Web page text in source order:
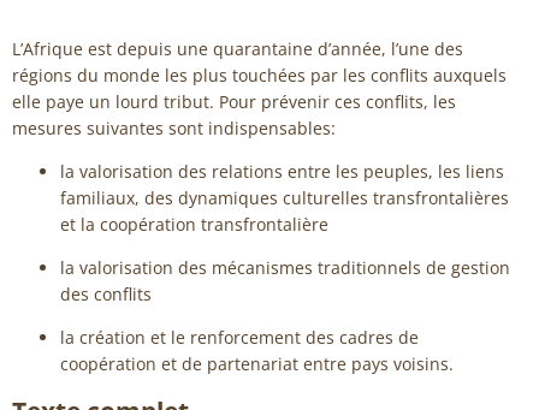
L’Afrique est depuis une quarantaine d’année, l’une des
régions du monde les plus touchées par les conflits auxquels
elle paye un lourd tribut. Pour prévenir ces conflits, les
mesures suivantes sont indispensables:
la valorisation des relations entre les peuples, les liens
familiaux, des dynamiques culturelles transfrontalières
et la coopération transfrontalière
la valorisation des mécanismes traditionnels de gestion
des conflits
la création et le renforcement des cadres de
coopération et de partenariat entre pays voisins.